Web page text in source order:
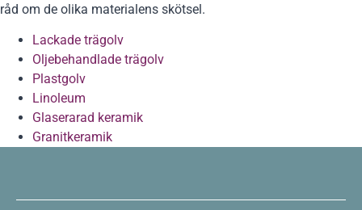
råd om de olika materialens skötsel.
Lackade trägolv
Oljebehandlade trägolv
Plastgolv
Linoleum
Glaserarad keramik
Granitkeramik